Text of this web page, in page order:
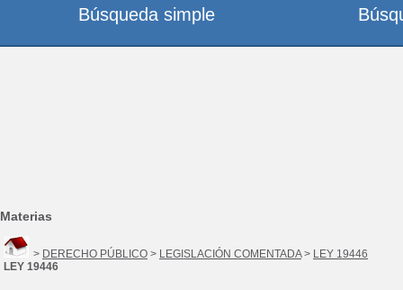
Materias
> DERECHO PÚBLICO > LEGISLACIÓN COMENTADA> LEY 19446
LEY 19446
Búsqueda simple